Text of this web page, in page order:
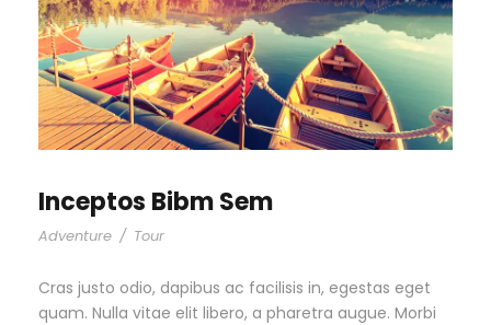
Inceptos Bibm Sem
Adventure / Tour
Cras justo odio, dapibus ac facilisis in, egestas eget
quam. Nulla vitae elit libero, a pharetra augue. Morbi